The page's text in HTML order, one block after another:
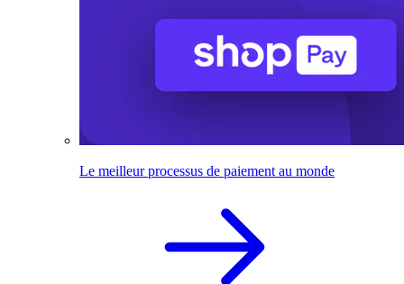
Le meilleur processus de paiement au monde